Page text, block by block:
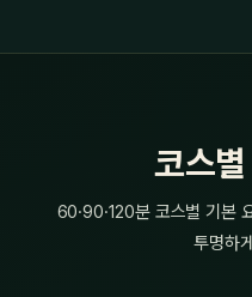
코스
60·90·120분 코스별 기본
투명하